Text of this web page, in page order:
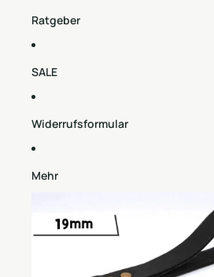
Ratgeber
SALE
Widerrufsformular
Mehr